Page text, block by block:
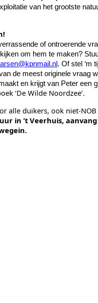
van het grootste
of ontroerende
om hem te maken?
. Of stel ‘m
de meest originele vraag
en krijgt van Peter een
‘De Wilde Noordzee’.
alle duikers, ook niet-
in ’t Veerhuis, aanvang